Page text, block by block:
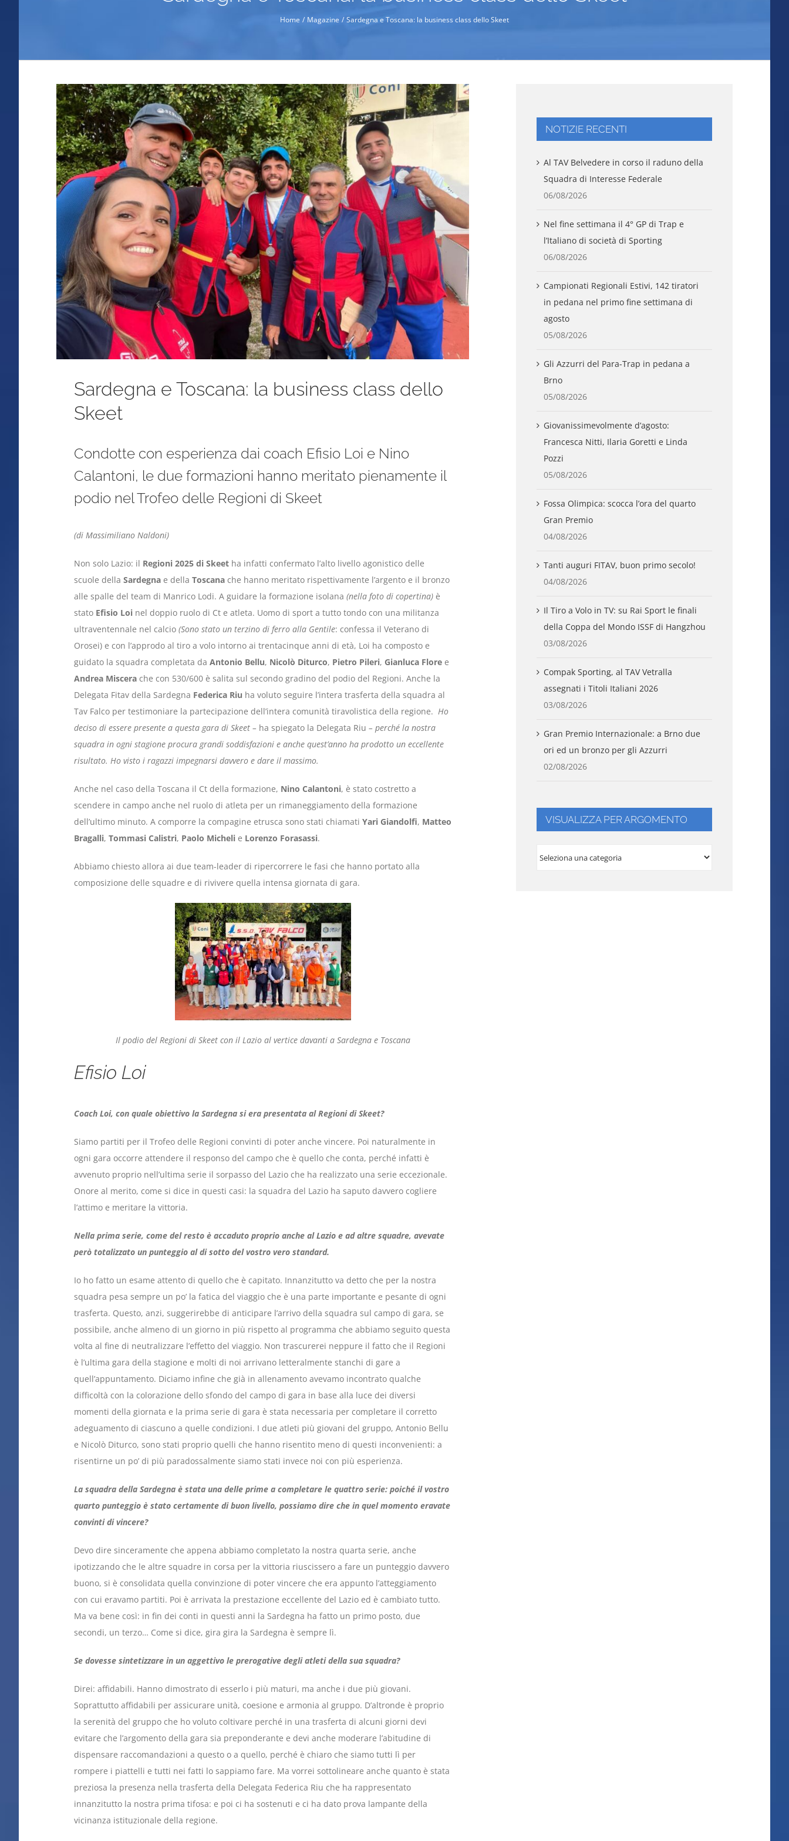
Home Magazine Sardegna e Toscana: la business class dello Skeet
Ingrandisci
immagine
Sardegna e Toscana: la business class dello
Skeet
Condotte con esperienza dai coach Efisio Loi e Nino
Calantoni, le due formazioni hanno meritato pienamente il
podio nel Trofeo delle Regioni di Skeet
(di Massimiliano Naldoni)
Non solo Lazio: il Regioni 2025 di Skeetha infatti confermato l’alto livello agonistico delle
scuole della Sardegnae della Toscanache hanno meritato rispettivamente l’argento e il bronzo
alle spalle del team di Manrico Lodi. A guidare la formazione isolana (nella foto di copertina)è
stato Efisio Loinel doppio ruolo di Ct e atleta. Uomo di sport a tutto tondo con una militanza
ultraventennale nel calcio (Sono stato un terzino di ferro alla Gentile: confessa il Veterano di
Orosei) e con l’approdo al tiro a volo intorno ai trentacinque anni di età, Loi ha composto e
guidato la squadra completata da Antonio Bellu, Nicolò Diturco, Pietro Pileri, Gianluca Floree
Andrea Miscerache con 530/600 è salita sul secondo gradino del podio del Regioni. Anche la
Delegata Fitav della Sardegna Federica Riu ha voluto seguire l’intera trasferta della squadra al
Tav Falco per testimoniare la partecipazione dell’intera comunità tiravolistica della regione. Ho
deciso di essere presente a questa gara di Skeet – ha spiegato la Delegata Riu – perché la nostra
squadra in ogni stagione procura grandi soddisfazioni e anche quest’anno ha prodotto un eccellente
risultato. Ho visto i ragazzi impegnarsi davvero e dare il massimo.
Anche nel caso della Toscana il Ct della formazione, Nino Calantoni, è stato costretto a
scendere in campo anche nel ruolo di atleta per un rimaneggiamento della formazione
dell’ultimo minuto. A comporre la compagine etrusca sono stati chiamati Yari Giandolfi, Matteo
Bragalli, Tommasi Calistri, Paolo Michelie Lorenzo Forasassi.
Abbiamo chiesto allora ai due team-leader di ripercorrere le fasi che hanno portato alla
composizione delle squadre e di rivivere quella intensa giornata di gara.
Il podio del Regioni di Skeet con il Lazio al vertice davanti a Sardegna e Toscana
Efisio Loi
Coach Loi, con quale obiettivo la Sardegna si era presentata al Regioni di Skeet?
Siamo partiti per il Trofeo delle Regioni convinti di poter anche vincere. Poi naturalmente in
ogni gara occorre attendere il responso del campo che è quello che conta, perché infatti è
avvenuto proprio nell’ultima serie il sorpasso del Lazio che ha realizzato una serie eccezionale.
Onore al merito, come si dice in questi casi: la squadra del Lazio ha saputo davvero cogliere
l’attimo e meritare la vittoria.
Nella prima serie, come del resto è accaduto proprio anche al Lazio e ad altre squadre, avevate
però totalizzato un punteggio al di sotto del vostro vero standard.
Io ho fatto un esame attento di quello che è capitato. Innanzitutto va detto che per la nostra
squadra pesa sempre un po’ la fatica del viaggio che è una parte importante e pesante di ogni
trasferta. Questo, anzi, suggerirebbe di anticipare l’arrivo della squadra sul campo di gara, se
possibile, anche almeno di un giorno in più rispetto al programma che abbiamo seguito questa
volta al fine di neutralizzare l’effetto del viaggio. Non trascurerei neppure il fatto che il Regioni
è l’ultima gara della stagione e molti di noi arrivano letteralmente stanchi di gare a
quell’appuntamento. Diciamo infine che già in allenamento avevamo incontrato qualche
difficoltà con la colorazione dello sfondo del campo di gara in base alla luce dei diversi
momenti della giornata e la prima serie di gara è stata necessaria per completare il corretto
adeguamento di ciascuno a quelle condizioni. I due atleti più giovani del gruppo, Antonio Bellu
e Nicolò Diturco, sono stati proprio quelli che hanno risentito meno di questi inconvenienti: a
risentirne un po’ di più paradossalmente siamo stati invece noi con più esperienza.
La squadra della Sardegna è stata una delle prime a completare le quattro serie: poiché il vostro
quarto punteggio è stato certamente di buon livello, possiamo dire che in quel momento eravate
convinti di vincere?
Devo dire sinceramente che appena abbiamo completato la nostra quarta serie, anche
ipotizzando che le altre squadre in corsa per la vittoria riuscissero a fare un punteggio davvero
buono, si è consolidata quella convinzione di poter vincere che era appunto l’atteggiamento
con cui eravamo partiti. Poi è arrivata la prestazione eccellente del Lazio ed è cambiato tutto.
Ma va bene così: in fin dei conti in questi anni la Sardegna ha fatto un primo posto, due
secondi, un terzo… Come si dice, gira gira la Sardegna è sempre lì.
Se dovesse sintetizzare in un aggettivo le prerogative degli atleti della sua squadra?
Direi: affidabili. Hanno dimostrato di esserlo i più maturi, ma anche i due più giovani.
Soprattutto affidabili per assicurare unità, coesione e armonia al gruppo. D’altronde è proprio
la serenità del gruppo che ho voluto coltivare perché in una trasferta di alcuni giorni devi
evitare che l’argomento della gara sia preponderante e devi anche moderare l’abitudine di
dispensare raccomandazioni a questo o a quello, perché è chiaro che siamo tutti lì per
rompere i piattelli e tutti nei fatti lo sappiamo fare. Ma vorrei sottolineare anche quanto è stata
preziosa la presenza nella trasferta della Delegata Federica Riu che ha rappresentato
innanzitutto la nostra prima tifosa: e poi ci ha sostenuti e ci ha dato prova lampante della
vicinanza istituzionale della regione.
NOTIZIE RECENTI
Al TAV Belvedere in corso il raduno della
Squadra di Interesse Federale
06/08/2026
Nel fine settimana il 4° GP di Trap e
l’Italiano di società di Sporting
06/08/2026
Campionati Regionali Estivi, 142 tiratori
in pedana nel primo fine settimana di
agosto
05/08/2026
Gli Azzurri del Para-Trap in pedana a
Brno
05/08/2026
Giovanissimevolmente d’agosto:
Francesca Nitti, Ilaria Goretti e Linda
Pozzi
05/08/2026
Fossa Olimpica: scocca l’ora del quarto
Gran Premio
04/08/2026
Tanti auguri FITAV, buon primo secolo!
04/08/2026
Il Tiro a Volo in TV: su Rai Sport le finali
della Coppa del Mondo ISSF di Hangzhou
03/08/2026
Compak Sporting, al TAV Vetralla
assegnati i Titoli Italiani 2026
03/08/2026
Gran Premio Internazionale: a Brno due
ori ed un bronzo per gli Azzurri
02/08/2026
VISUALIZZA PER ARGOMENTO